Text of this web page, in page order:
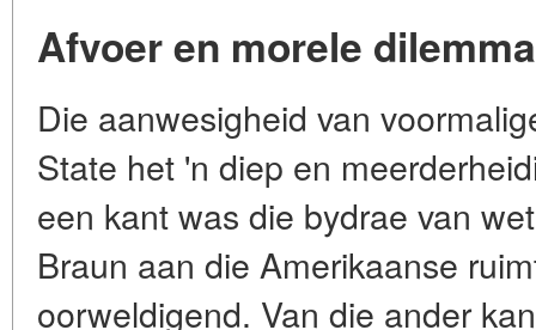
Afvoer en morele dilemma
Die aanwesigheid van
State het 'n diep en
een kant was die bydrae van
Braun aan die Amerikaanse
oorweldigend. Van die ander